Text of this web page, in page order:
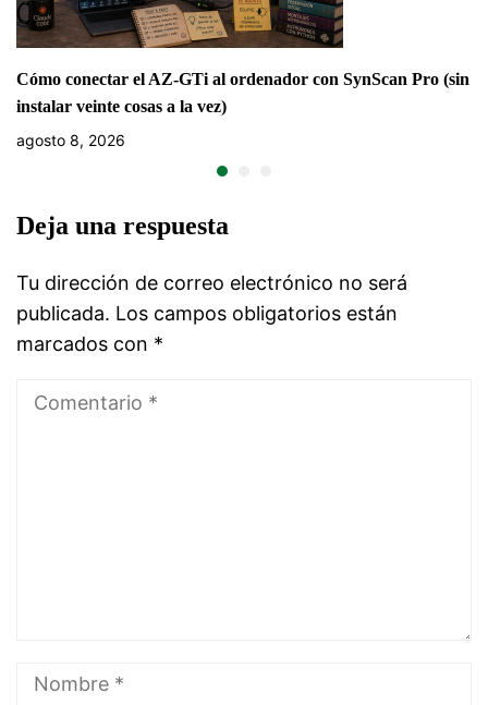
Cómo conectar el AZ-GTi al ordenador con SynScan Pro (sin
instalar veinte cosas a la vez)
agosto 8, 2026
Deja una respuesta
Tu dirección de correo electrónico no será
publicada. Los campos obligatorios están
marcados con *